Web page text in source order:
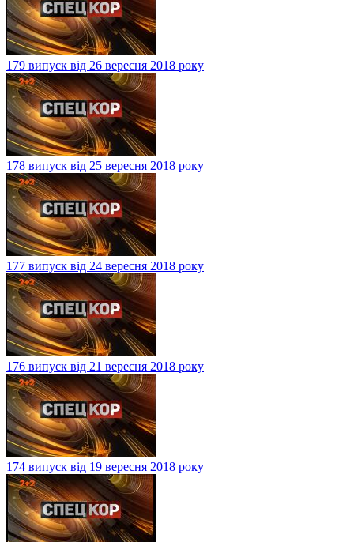
179 випуск від 26 вересня 2018 року
178 випуск від 25 вересня 2018 року
177 випуск від 24 вересня 2018 року
176 випуск від 21 вересня 2018 року
174 випуск від 19 вересня 2018 року